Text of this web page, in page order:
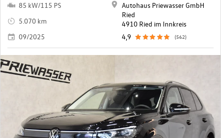
85 kW/115 PS
5.070 km
09/2025
Autohaus Priewasser GmbH
Ried
4910 Ried im Innkreis
4,9
(562)